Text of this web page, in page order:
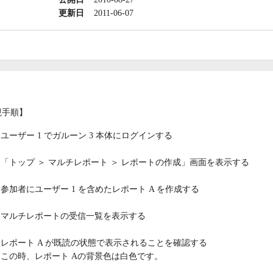
更新日
2011-06-07
手順】
ユーザー 1 でガルーン 3 本体にログインする
「トップ ＞ マルチレポート ＞ レポートの作成」画面を表示する
参加者にユーザー 1 を含めたレポート A を作成する
マルチレポートの受信一覧を表示する
レポート A が既読の状態で表示されることを確認する
この時、レポート Aの背景色は白色です。